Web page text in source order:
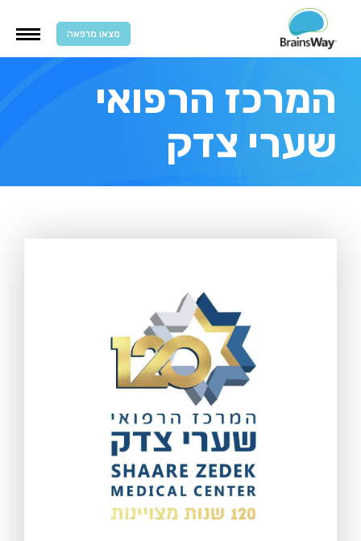
מצאו מרפאה
המרכז הרפואי
שערי צדק